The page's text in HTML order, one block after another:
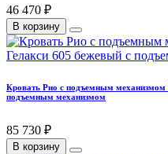
46 470 ₽
В корзину
Кровать Рио с подъемным механизмом
подъемным механизмом
85 730 ₽
В корзину